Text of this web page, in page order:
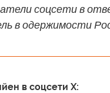
соцсети в
в одержимости
в соцсети X: